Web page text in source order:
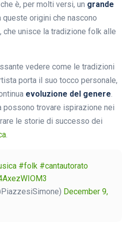
è, per molti versi, un grande
queste origini che nascono
, che unisce la tradizione folk alle
vedere come le tradizioni
porta il suo tocco personale,
evoluzione del genere
possono trovare ispirazione nei
le storie di successo dei
#folk #cantautorato
December 9,